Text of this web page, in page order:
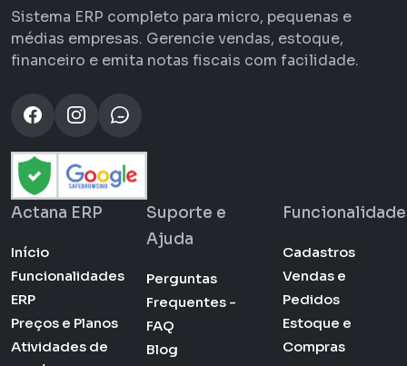
Sistema ERP completo para micro, pequenas e
médias empresas. Gerencie vendas, estoque,
financeiro e emita notas fiscais com facilidade.
Actana ERP
Início
Funcionalidades
ERP
Preços e Planos
Atividades de
Suporte e
Ajuda
Perguntas
Frequentes -
FAQ
Blog
Cadastros
Vendas e
Pedidos
Estoque e
Compras